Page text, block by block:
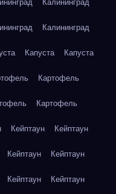
Калининград
Калининград
Капуста Капуста
Картофель
Картофель
Кейптаун Кейптаун
Кейптаун Кейптаун
Кейптаун Кейптаун